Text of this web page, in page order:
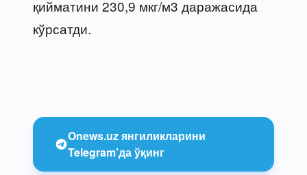
қийматини 230,9 мкг/м3 даражасида
кўрсатди.
Onews.uz янгиликларини
Telegram’да ўқинг